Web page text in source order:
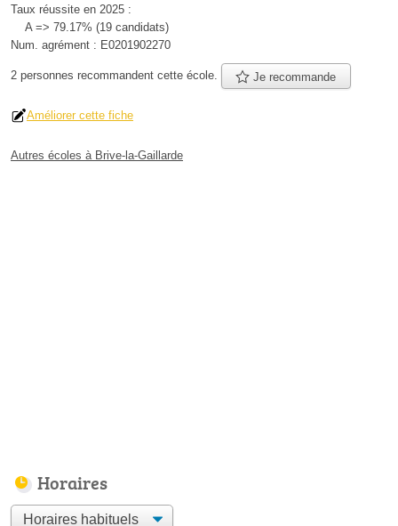
Taux réussite en 2025 :
A => 79.17% (19 candidats)
Num. agrément : E0201902270
2 personnes recommandent cette école. Je recommande
Améliorer cette fiche
Autres écoles à Brive-la-Gaillarde
Horaires